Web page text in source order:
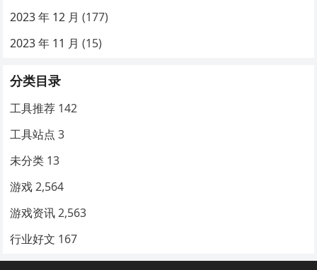
2023 年 12 月 (177)
2023 年 11 月 (15)
分类目录
工具推荐 142
工具站点 3
未分类 13
游戏 2,564
游戏资讯 2,563
行业好文 167